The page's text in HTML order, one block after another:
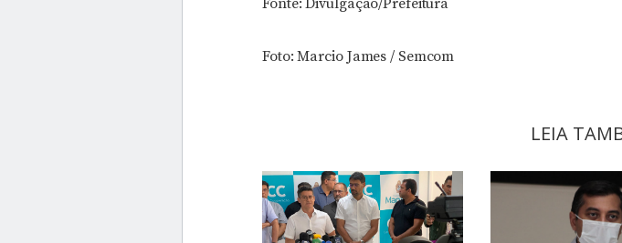
Fonte: Divulgação/Prefeitura
Foto: Marcio James / Semcom
LEIA